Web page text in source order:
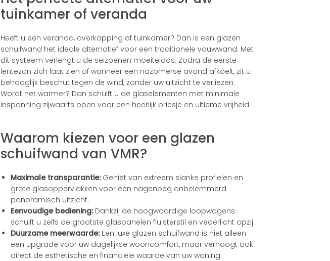
tuinkamer of veranda
Heeft u een veranda, overkapping of tuinkamer? Dan is een glazen
schuifwand het ideale alternatief voor een traditionele vouwwand. Met
dit systeem verlengt u de seizoenen moeiteloos. Zodra de eerste
lentezon zich laat zien of wanneer een nazomerse avond afkoelt, zit u
behaaglijk beschut tegen de wind, zonder uw uitzicht te verliezen.
Wordt het warmer? Dan schuift u de glaselementen met minimale
inspanning zijwaarts open voor een heerlijk briesje en ultieme vrijheid.
Waarom kiezen voor een glazen
schuifwand van VMR?
Maximale transparantie:Geniet van extreem slanke profielen en
grote glasoppervlakken voor een nagenoeg onbelemmerd
panoramisch uitzicht.
Eenvoudige bediening:Dankzij de hoogwaardige loopwagens
schuift u zelfs de grootste glaspanelen fluisterstil en vederlicht opzij.
Duurzame meerwaarde:Een luxe glazen schuifwand is niet alleen
een upgrade voor uw dagelijkse wooncomfort, maar verhoogt ook
direct de esthetische en financiële waarde van uw woning.